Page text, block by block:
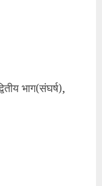
भाग(संघर्ष),